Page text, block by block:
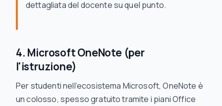
dettagliata del docente su quel punto.
4. Microsoft OneNote (per
l'istruzione)
Per studenti nell’ecosistema Microsoft, OneNote è
un colosso, spesso gratuito tramite i piani Office